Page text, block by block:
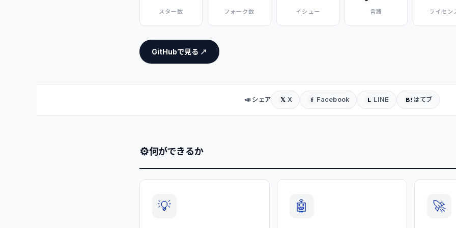
スター数 フォーク数 イシュー 言語 ライセン
GitHubで見る ↗
📣 シェア 𝕏 X f Facebook L LINE B! はてブ
⚙何ができるか
💡 🤖 🚀